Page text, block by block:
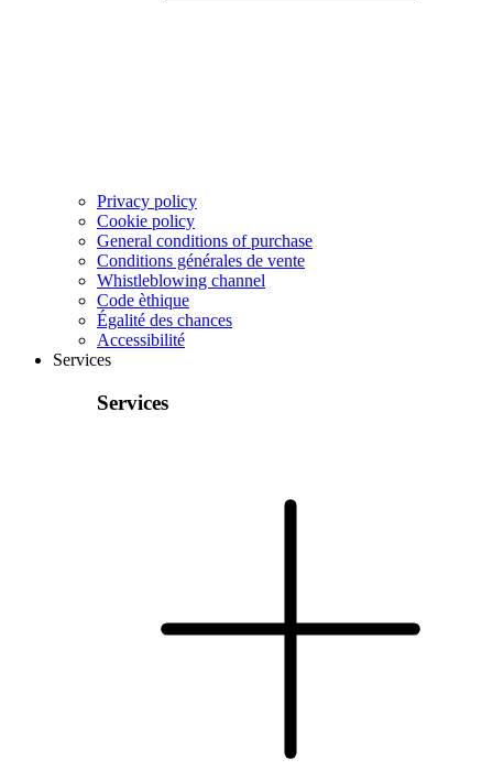
Privacy policy
Cookie policy
General conditions of purchase
Conditions générales de vente
Whistleblowing channel
Code èthique
Égalité des chances
Accessibilité
Services
Services